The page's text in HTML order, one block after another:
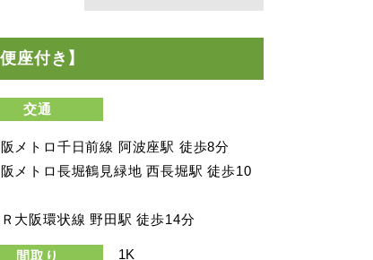
座付き】
交通
阪メトロ千日前線 阿波座駅 徒歩8分
阪メトロ長堀鶴見緑地 西長堀駅 徒歩10
Ｒ大阪環状線 野田駅 徒歩14分
間取り 1K